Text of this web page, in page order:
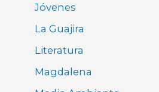
Jóvenes
La Guajira
Literatura
Magdalena